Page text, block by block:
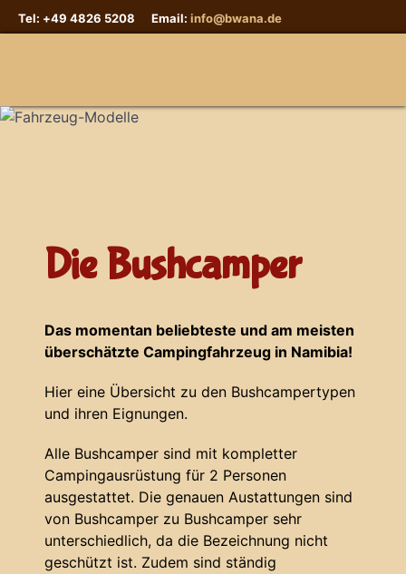
Tel: +49 4826 5208 Email: info@bwana.de
Sprache auswählen
Die Bushcamper
Das momentan beliebteste und am meisten
überschätzte Campingfahrzeug in Namibia!
Hier eine Übersicht zu den Bushcampertypen
und ihren Eignungen.
Alle Bushcamper sind mit kompletter
Campingausrüstung für 2 Personen
ausgestattet. Die genauen Austattungen sind
von Bushcamper zu Bushcamper sehr
unterschiedlich, da die Bezeichnung nicht
geschützt ist. Zudem sind ständig